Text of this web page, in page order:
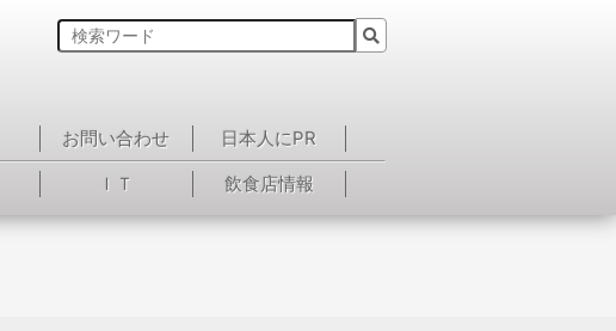
お問い合わせ
日本人にPR
ＩＴ 飲食店情報